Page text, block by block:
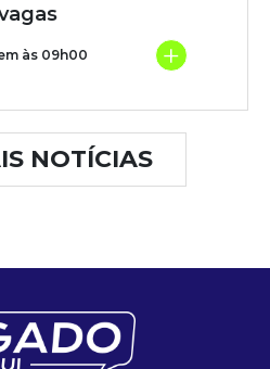
às 09h00 +
NOTÍCIAS